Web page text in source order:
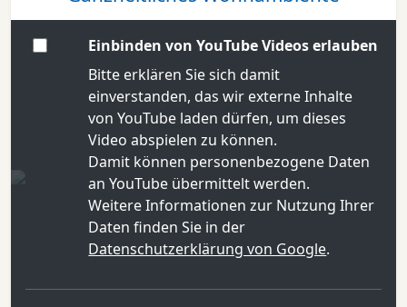
Einbinden von YouTube Videos erlauben
Bitte erklären Sie sich damit
einverstanden, das wir externe Inhalte
von YouTube laden dürfen, um dieses
Video abspielen zu können.
Damit können personenbezogene Daten
an YouTube übermittelt werden.
Weitere Informationen zur Nutzung Ihrer
Daten finden Sie in der
Datenschutzerklärung von Google.